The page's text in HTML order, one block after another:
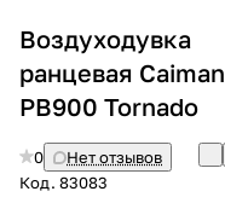
Воздуходувка
ранцевая Caiman
PB900 Tornado
0
Нет отзывов
Код. 83083
График платежей
Сегодня